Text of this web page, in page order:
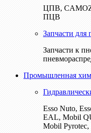
ЦПВ,
ПЦВ
Запчасти для
Запчасти к
Промышленная
Esso Nuto,
EAL, Mobil
Mobil